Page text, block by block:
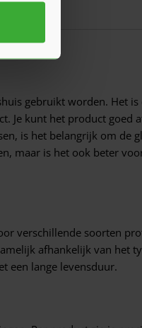
gebruikt worden. Het
Je kunt het product goed
is het belangrijk om de
maar is het ook beter
verschillende soorten
afhankelijk van het
een lange levensduur.